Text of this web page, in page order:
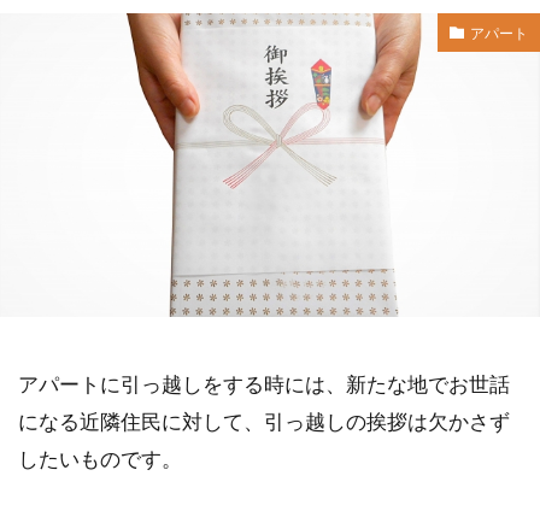
アパート
アパートに引っ越しをする時には、新たな地でお世話
になる近隣住民に対して、引っ越しの挨拶は欠かさず
したいものです。